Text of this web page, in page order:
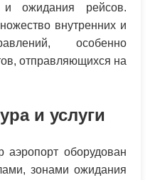
и ожидания рейсов.
внутренних и
особенно
отправляющихся на
и услуги
оборудован
зонами ожидания